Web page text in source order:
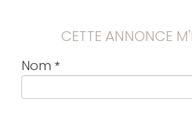
CETTE ANNONCE
Nom